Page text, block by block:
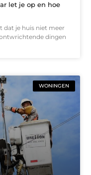
let je op en hoe
dat je huis niet meer
dingen
WONINGEN